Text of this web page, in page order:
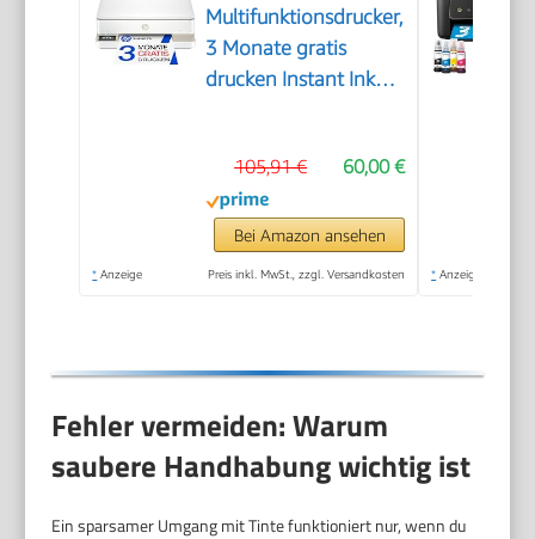
Multifunktionsdrucker,
3 Monate gratis
drucken Instant Ink
Mobiler Faxversand,
Wi-Fi, Beidseitiger
Druck
60,00 €
105,91 €
Bei Amazon ansehen
* Anzeige Preis inkl. MwSt., zzgl. Versandkosten * Anzeige
Fehler vermeiden: Warum
saubere Handhabung wichtig ist
Ein sparsamer Umgang mit Tinte funktioniert nur, wenn du